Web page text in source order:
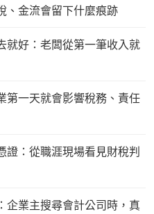
、金流會留下什麼痕跡
就好：老闆從第一筆收入就
第一天就會影響稅務、責任
證：從職涯現場看見財稅判
企業主搜尋會計公司時，真